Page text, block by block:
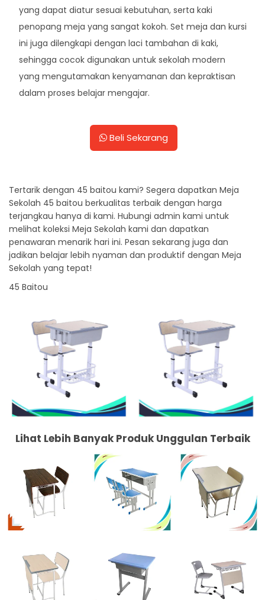
yang dapat diatur sesuai kebutuhan, serta kaki
penopang meja yang sangat kokoh. Set meja dan kursi
ini juga dilengkapi dengan laci tambahan di kaki,
sehingga cocok digunakan untuk sekolah modern
yang mengutamakan kenyamanan dan kepraktisan
dalam proses belajar mengajar.
Beli Sekarang
Tertarik dengan 45 baitou kami? Segera dapatkan Meja
Sekolah 45 baitou berkualitas terbaik dengan harga
terjangkau hanya di kami. Hubungi admin kami untuk
melihat koleksi Meja Sekolah kami dan dapatkan
penawaran menarik hari ini. Pesan sekarang juga dan
jadikan belajar lebih nyaman dan produktif dengan Meja
Sekolah yang tepat!
45 Baitou
Lihat Lebih Banyak Produk Unggulan Terbaik